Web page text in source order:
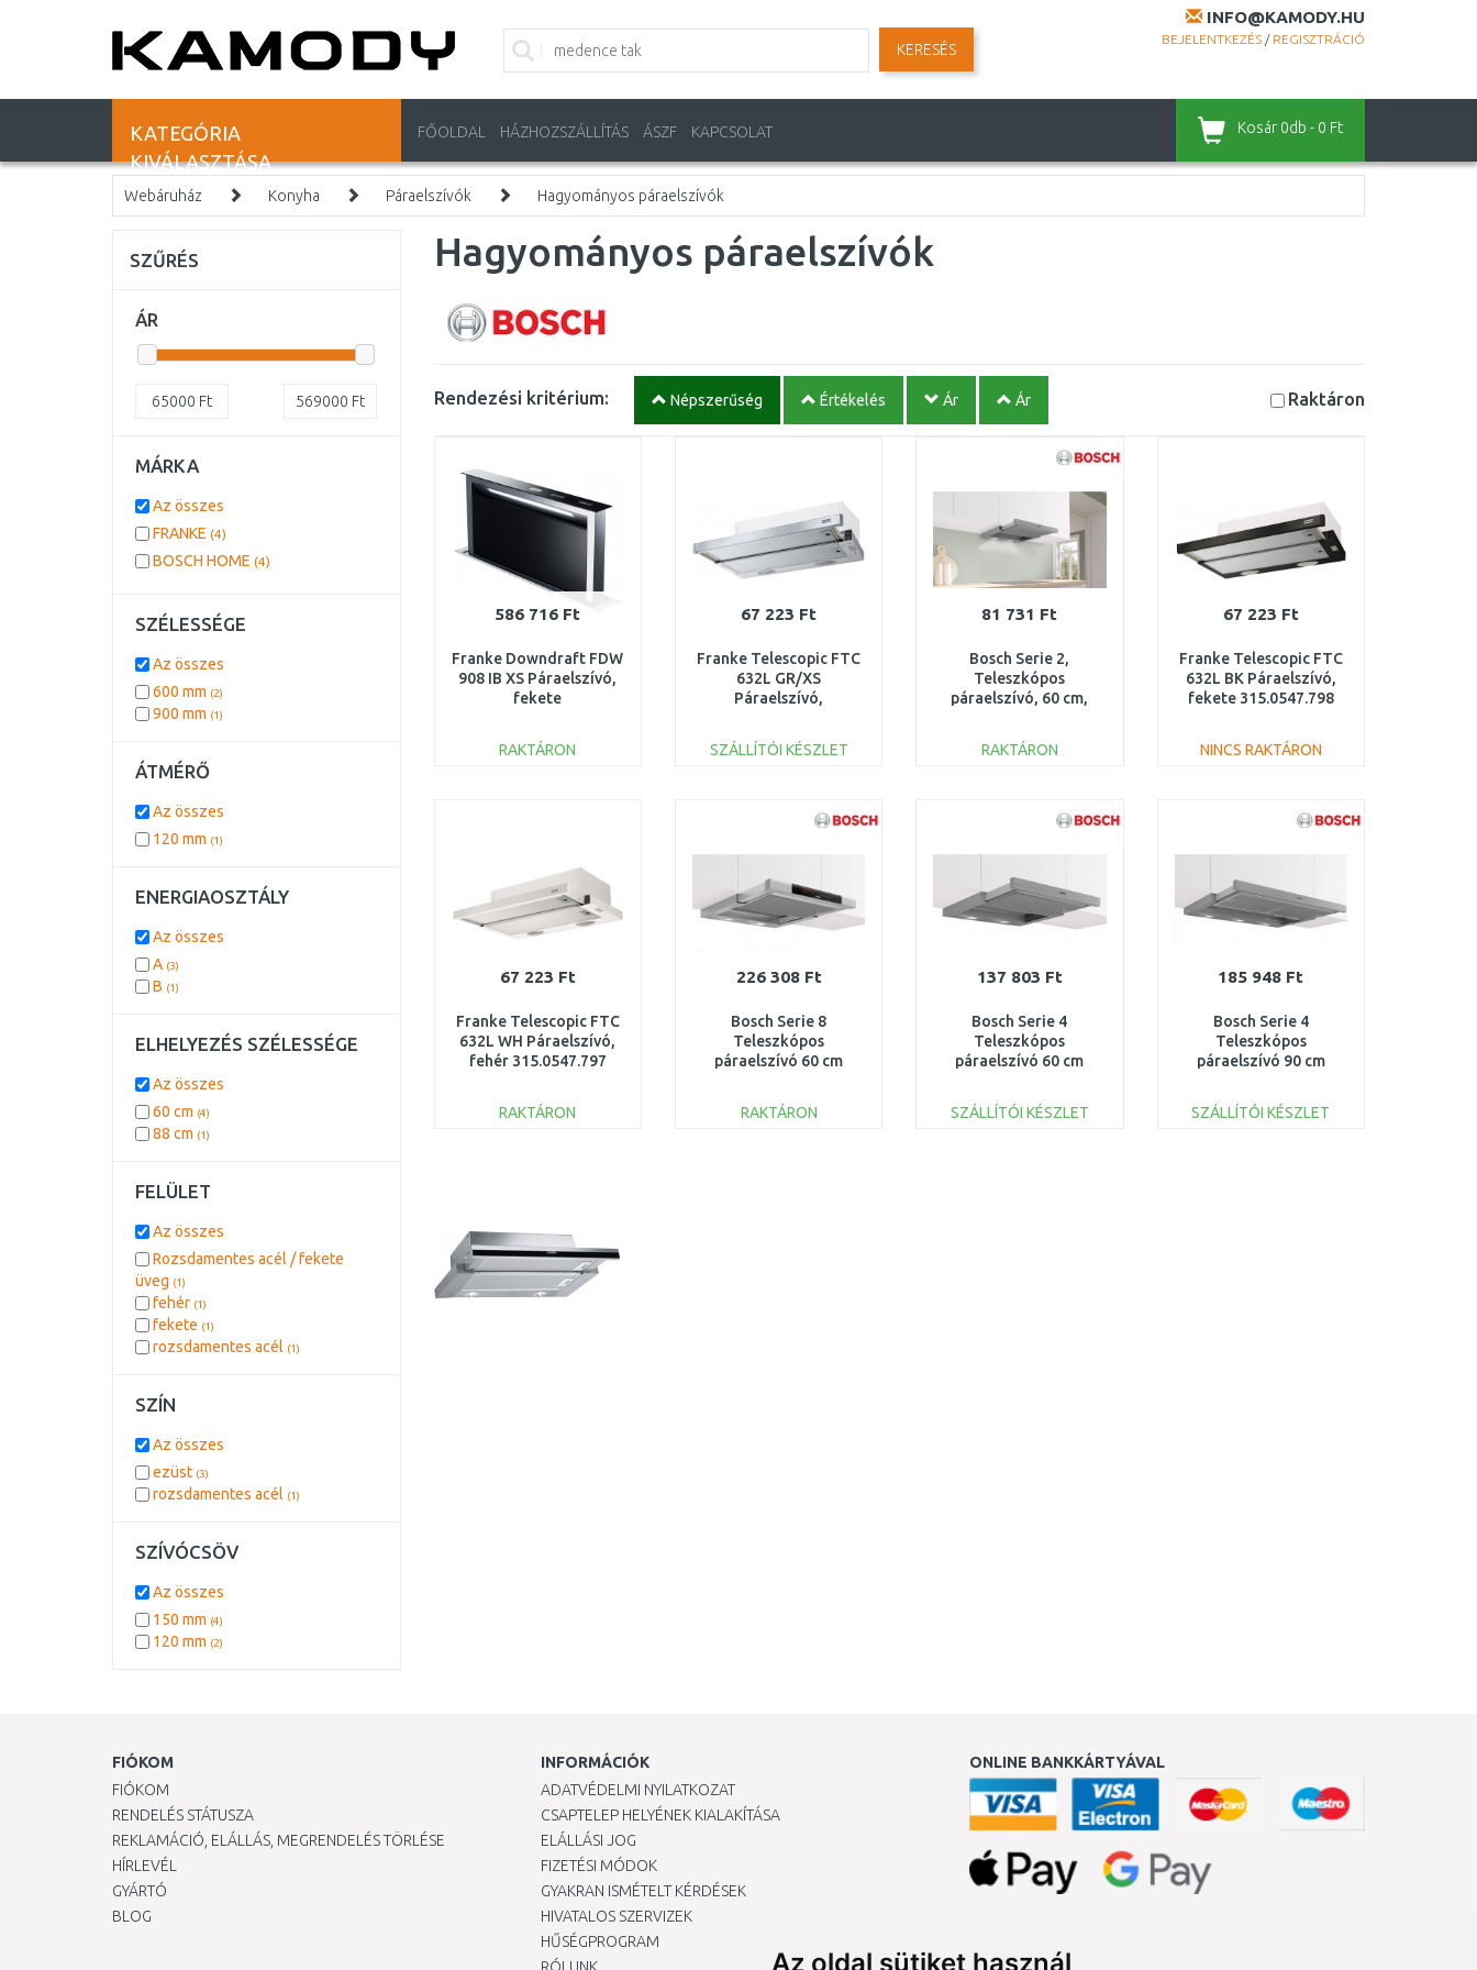
Az oldal sütiket használ
INFO@KAMODY.HU
BEJELENTKEZÉS / REGISZTRÁCIÓ
KERESÉS
KATEGÓRIA
KIVÁLASZTÁSA
FŐOLDAL HÁZHOZSZÁLLÍTÁS ÁSZF KAPCSOLAT Kosár 0db - 0 Ft
Webáruház Konyha Páraelszívók Hagyományos páraelszívók
Hagyományos páraelszívók
Rendezési kritérium: Népszerűség Értékelés Ár Ár Raktáron
586 716 Ft
Franke Downdraft FDW
908 IB XS Páraelszívó,
fekete
acél 110.0365.588
RAKTÁRON
67 223 Ft
Franke Telescopic FTC
632L GR/XS
Páraelszívó,
315.0547.796
SZÁLLÍTÓI KÉSZLET
Összehasonlítás
81 731 Ft
Bosch Serie 2,
Teleszkópos
páraelszívó, 60 cm,
DFL064W53
RAKTÁRON
Összehasonlítás
67 223 Ft
Franke Telescopic FTC
632L BK Páraelszívó,
fekete 315.0547.798
NINCS RAKTÁRON
Összehasonlítás
67 223 Ft
Franke Telescopic FTC
632L WH Páraelszívó,
fehér 315.0547.797
RAKTÁRON
226 308 Ft
Bosch Serie 8
Teleszkópos
páraelszívó 60 cm
RAKTÁRON
137 803 Ft
Bosch Serie 4
Teleszkópos
páraelszívó 60 cm
DFS067A51
SZÁLLÍTÓI KÉSZLET
185 948 Ft
Bosch Serie 4
Teleszkópos
páraelszívó 90 cm
DFS097A51
SZÁLLÍTÓI KÉSZLET
SZŰRÉS
ÁR
65000 Ft 569000 Ft
MÁRKA
Az összes
FRANKE (4)
BOSCH HOME (4)
SZÉLESSÉGE
Az összes
600 mm (2)
900 mm (1)
ÁTMÉRŐ
Az összes
120 mm (1)
ENERGIAOSZTÁLY
Az összes
A (3)
B (1)
ELHELYEZÉS SZÉLESSÉGE
Az összes
60 cm (4)
88 cm (1)
FELÜLET
Az összes
Rozsdamentes acél / fekete
üveg (1)
fehér (1)
fekete (1)
rozsdamentes acél (1)
SZÍN
Az összes
ezüst (3)
rozsdamentes acél (1)
SZÍVÓCSÖV
Az összes
150 mm (4)
120 mm (2)
FIÓKOM
FIÓKOM
RENDELÉS STÁTUSZA
REKLAMÁCIÓ, ELÁLLÁS, MEGRENDELÉS TÖRLÉSE
HÍRLEVÉL
GYÁRTÓ
BLOG
INFORMÁCIÓK
ADATVÉDELMI NYILATKOZAT
CSAPTELEP HELYÉNEK KIALAKÍTÁSA
ELÁLLÁSI JOG
FIZETÉSI MÓDOK
GYAKRAN ISMÉTELT KÉRDÉSEK
HIVATALOS SZERVIZEK
HŰSÉGPROGRAM
ONLINE BANKKÁRTYÁVAL